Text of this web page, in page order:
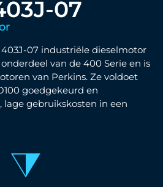
07
07 industriële dieselmotor
van de 400 Serie en is
van Perkins. Ze voldoet
goedgekeurd en
gebruikskosten in een